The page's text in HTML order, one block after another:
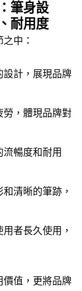
筆身設
耐用度
中：
設計，展現品牌
勞，體現品牌對
暢度和耐用
清晰的筆跡，
者長久使用，
價值，更將品牌